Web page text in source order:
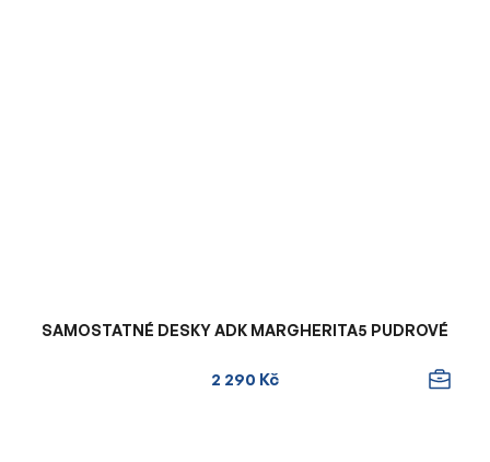
SAMOSTATNÉ DESKY ADK MARGHERITA5 PUDROVÉ
2 290 Kč